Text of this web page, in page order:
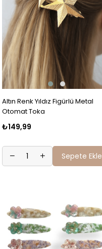
Altın Renk Yıldız Figürlü Metal
Otomat Toka
₺149,99
Sepete Ekle